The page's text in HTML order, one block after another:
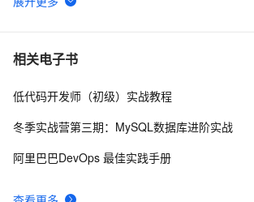
6 AutoScaling 成本优化模式升级--混合实例策略
7 扫盲人工智能的计算力基石--异构计算
8 Mac神兵利器（四）时间管理工具
相关电子书
低代码开发师（初级）实战教程
冬季实战营第三期：MySQL数据库进阶实战
阿里巴巴DevOps 最佳实践手册